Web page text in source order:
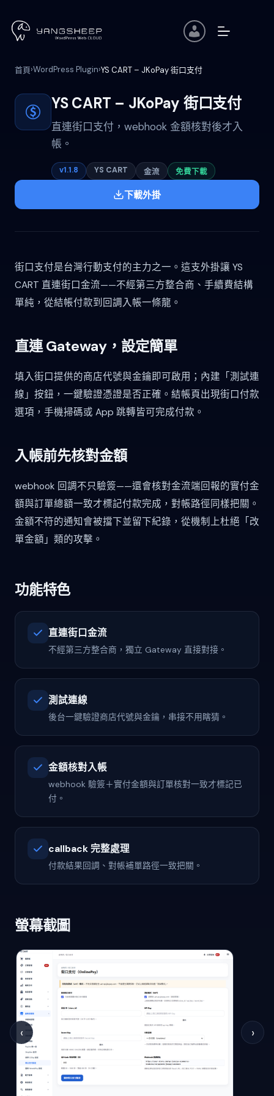
首頁›WordPress Plugin›YS CART – JKoPay 街口支付
YS CART – JKoPay 街口支付
直連街口支付，webhook 金額核對後才入
帳。
v1.1.8 YS CART 金流 免費下載
下載外掛
街口支付是台灣行動支付的主力之一。這支外掛讓 YS
CART 直連街口金流——不經第三方整合商、手續費結構
單純，從結帳付款到回調入帳一條龍。
直連 Gateway，設定簡單
填入街口提供的商店代號與金鑰即可啟用；內建「測試連
線」按鈕，一鍵驗證憑證是否正確。結帳頁出現街口付款
選項，手機掃碼或 App 跳轉皆可完成付款。
入帳前先核對金額
webhook 回調不只驗簽——還會核對金流端回報的實付金
額與訂單總額一致才標記付款完成，對帳路徑同樣把關。
金額不符的通知會被擋下並留下紀錄，從機制上杜絕「改
單金額」類的攻擊。
功能特色
直連街口金流
不經第三方整合商，獨立 Gateway 直接對接。
測試連線
後台一鍵驗證商店代號與金鑰，串接不用瞎猜。
金額核對入帳
webhook 驗簽＋實付金額與訂單核對一致才標記已
付。
callback 完整處理
付款結果回調、對帳補單路徑一致把關。
螢幕截圖
‹ ›